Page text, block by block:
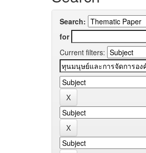
Search:
for
Current filters: